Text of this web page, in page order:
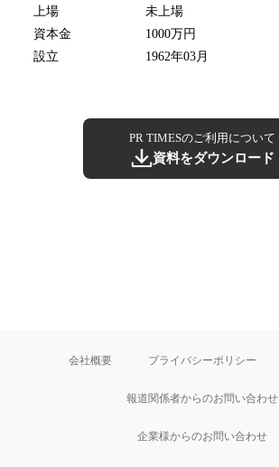
上場
未上場
資本金
1000万円
設立
1962年03月
PR TIMESのご利用について
資料をダウンロード
会社概要 プライバシーポリシー
報道関係者からのお問い合わせ
企業様からのお問い合わせ